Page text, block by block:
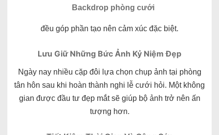
Backdrop phòng cưới
đều góp phần tạo nên cảm xúc đặc biệt.
Lưu Giữ Những Bức Ảnh Kỷ Niệm Đẹp
Ngày nay nhiều cặp đôi lựa chọn chụp ảnh tại phòng
tân hôn sau khi hoàn thành nghi lễ cưới hỏi. Một không
gian được đầu tư đẹp mắt sẽ giúp bộ ảnh trở nên ấn
tượng hơn.